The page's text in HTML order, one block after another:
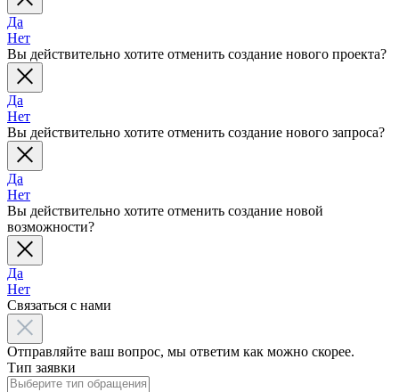
Да
Нет
Вы действительно хотите отменить создание нового проекта?
Да
Нет
Вы действительно хотите отменить создание нового запроса?
Да
Нет
Вы действительно хотите отменить создание новой
возможности?
Да
Нет
Связаться с нами
Отправляйте ваш вопрос, мы ответим как можно скорее.
Тип заявки